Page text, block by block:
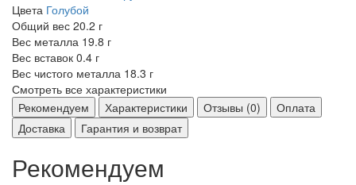
Цвета Голубой
Общий вес 20.2 г
Вес металла 19.8 г
Вес вставок 0.4 г
Вес чистого металла 18.3 г
Смотреть все характеристики
Рекомендуем
Характеристики Отзывы (0)
Оплата
Доставка
Гарантия и возврат
Рекомендуем